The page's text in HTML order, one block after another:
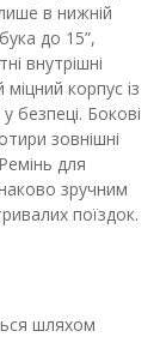
в нижній
до 15”,
внутрішні
корпус із
безпеці. Бокові
зовнішні
для
зручним
поїздок.
шляхом